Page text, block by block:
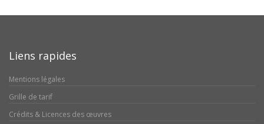
Liens rapides
Mentions légales
Grille de tarif
Crédits & Licences des œuvres